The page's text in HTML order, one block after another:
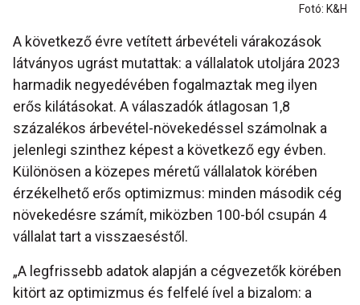
Fotó: K&H
A következő évre vetített árbevételi várakozások
látványos ugrást mutattak: a vállalatok utoljára 2023
harmadik negyedévében fogalmaztak meg ilyen
erős kilátásokat. A válaszadók átlagosan 1,8
százalékos árbevétel-növekedéssel számolnak a
jelenlegi szinthez képest a következő egy évben.
Különösen a közepes méretű vállalatok körében
érzékelhető erős optimizmus: minden második cég
növekedésre számít, miközben 100-ból csupán 4
vállalat tart a visszaeséstől.
„A legfrissebb adatok alapján a cégvezetők körében
kitört az optimizmus és felfelé ível a bizalom: a